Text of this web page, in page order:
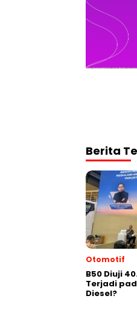
Berita
Otomotif
B50 Diuji
Terjadi
Diesel?